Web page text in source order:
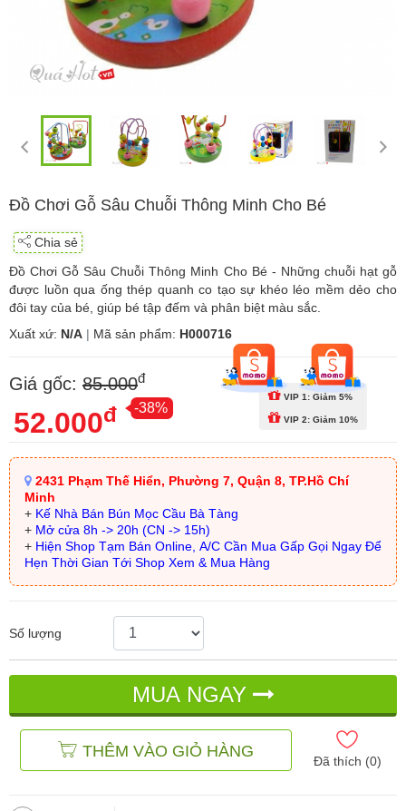
Đồ Chơi Gỗ Sâu Chuỗi Thông Minh Cho Bé
Chia sẻ
Đồ Chơi Gỗ Sâu Chuỗi Thông Minh Cho Bé - Những chuỗi hạt gỗ
được luồn qua ống thép quanh co tạo sự khéo léo mềm dẻo cho
đôi tay của bé, giúp bé tập đếm và phân biệt màu sắc.
Xuất xứ: N/A | Mã sản phẩm: H000716
Giá gốc: 85.000đ
52.000đ -38%
VIP 1: Giảm 5%
VIP 2: Giảm 10%
2431 Phạm Thế Hiển, Phường 7, Quận 8, TP.Hồ Chí
Minh
+ Kế Nhà Bán Bún Mọc Cầu Bà Tàng
+ Mở cửa 8h -> 20h (CN -> 15h)
+ Hiện Shop Tạm Bán Online, A/C Cần Mua Gấp Gọi Ngay Để
Hẹn Thời Gian Tới Shop Xem & Mua Hàng
Số lượng
MUA NGAY
THÊM VÀO GIỎ HÀNG
Đã thích (0)